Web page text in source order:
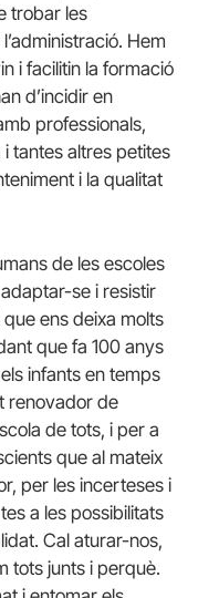
trobar les
Hem
i facilitin la formació
d’incidir en
professionals,
tantes altres petites
i la qualitat
de les escoles
se i resistir
ens deixa molts
que fa 100 anys
infants en temps
renovador de
de tots, i per a
que al mateix
per les incerteses i
a les possibilitats
Cal aturar-nos,
tots junts i perquè.